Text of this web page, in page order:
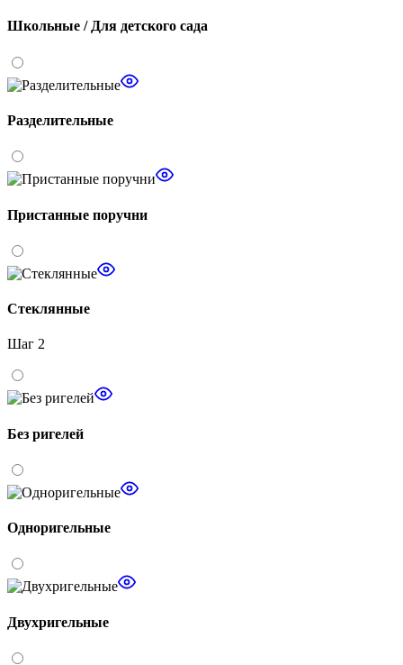
Школьные / Для детского сада
Разделительные
Пристанные поручни
Стеклянные
Шаг 2
Без ригелей
Одноригельные
Двухригельные